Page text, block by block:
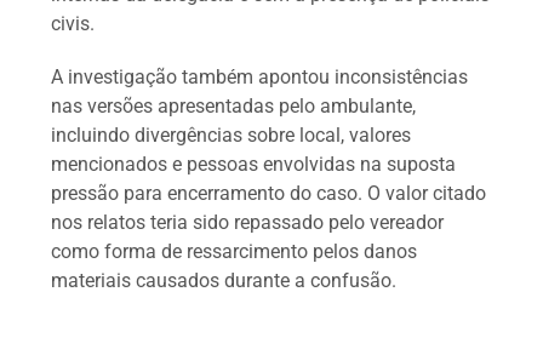
civis.
A investigação também apontou inconsistências
nas versões apresentadas pelo ambulante,
incluindo divergências sobre local, valores
mencionados e pessoas envolvidas na suposta
pressão para encerramento do caso. O valor citado
nos relatos teria sido repassado pelo vereador
como forma de ressarcimento pelos danos
materiais causados durante a confusão.